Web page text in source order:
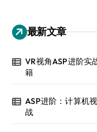
最新文章
VR视角ASP进阶实
籍
ASP进阶：计算机
战